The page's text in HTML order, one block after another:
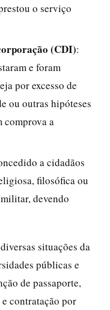
o serviço
(CDI):
e foram
por excesso de
ou outras hipóteses
comprova a
a cidadãos
filosófica ou
devendo
situações da
públicas e
de passaporte,
contratação por